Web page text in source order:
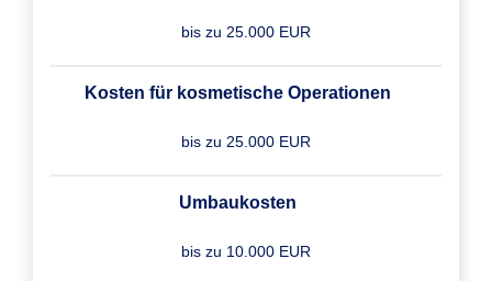
bis zu 25.000 EUR
Kosten für kosmetische Operationen
bis zu 25.000 EUR
Umbaukosten
bis zu 10.000 EUR